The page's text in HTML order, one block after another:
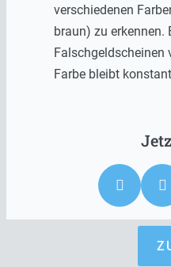
verschiedenen
braun) zu erkennen.
Falschgeldscheinen
Farbe bleibt